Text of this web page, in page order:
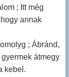
; Itt még
annak
; Ábránd,
átmegy
kebel.